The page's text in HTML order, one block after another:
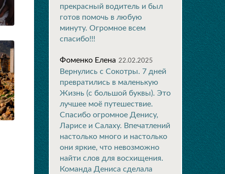
прекрасный водитель и был
готов помочь в любую
минуту. Огромное всем
спасибо!!!
Фоменко Елена 22.02.2025
Вернулись с Сокотры. 7 дней
превратились в маленькую
Жизнь (с большой буквы). Это
лучшее моё путешествие.
Спасибо огромное Денису,
Ларисе и Салаху. Впечатлений
настолько много и настолько
они яркие, что невозможно
найти слов для восхищения.
Команда Дениса сделала